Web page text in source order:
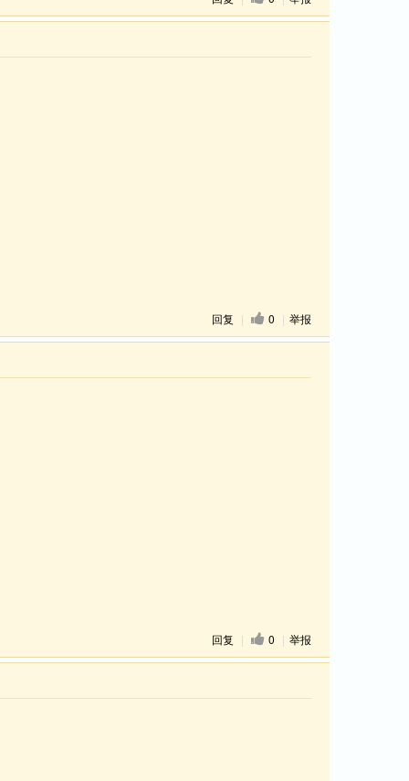
回复 | 0 | 举报
回复 | 0 | 举报